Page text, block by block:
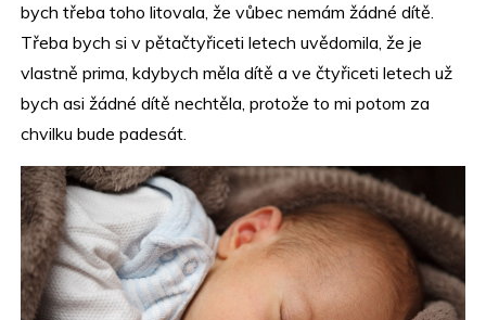
bych třeba toho litovala, že vůbec nemám žádné dítě.
Třeba bych si v pětačtyřiceti letech uvědomila, že je
vlastně prima, kdybych měla dítě a ve čtyřiceti letech už
bych asi žádné dítě nechtěla, protože to mi potom za
chvilku bude padesát.